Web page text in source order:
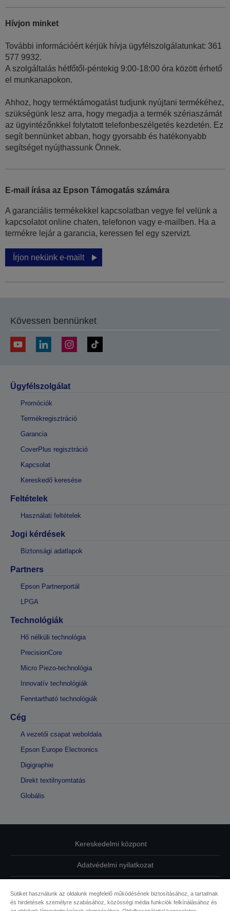
Hívjon minket
További információért kérjük hívja ügyfélszolgálatunkat: 361
577 9932.
A szolgáltalás hétfőtől-péntekig 9:00-18:00 óra között érhető
el munkanapokon.
Ahhoz, hogy terméktámogatást tudjunk nyújtani termékéhez,
szükségünk lesz arra, hogy megadja a termék szériaszámát
az ügyintézőnkkel folytatott telefonbeszélgetés kezdetén. Ez
segít bennünket abban, hogy gyorsabb és hatékonyabb
segítséget nyújthassunk Önnek.
E-mail írása az Epson Támogatás számára
A garanciális termékekkel kapcsolatban vegye fel velünk a
kapcsolatot online chaten, telefonon vagy e-mailben. Ha a
termékre lejár a garancia, keressen fel egy szervizt.
Írjon nekünk e-mailt
Kövessen bennünket
Ügyfélszolgálat
Promóciók
Termékregisztráció
Garancia
CoverPlus regisztráció
Kapcsolat
Kereskedő keresése
Feltételek
Használati feltételek
Jogi kérdések
Biztonsági adatlapok
Partners
Epson Partnerportál
LPGA
Technológiák
Hő nélküli technológia
PrecisionCore
Micro Piezo-technológia
Innovatív technológiák
Fenntartható technológiák
Cég
A vezetői csapat weboldala
Epson Europe Electronics
Digigraphie
Direkt textilnyomtatás
Globális
Kereskedelmi központ
Adatvédelmi nyilatkozat
Kapcsolatfelvétel
Sütiket használunk az oldalunk megfelelő működésének biztosításához, a tartalmak
és hirdetések személyre szabásához, közösségi média funkciók felkínálásához és